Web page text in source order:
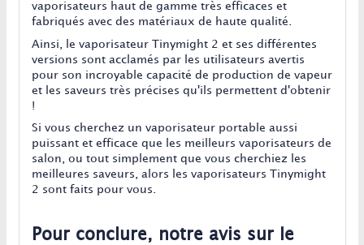
vaporisateurs haut de gamme très efficaces et
fabriqués avec des matériaux de haute qualité.
Ainsi, le vaporisateur Tinymight 2 et ses différentes
versions sont acclamés par les utilisateurs avertis
pour son incroyable capacité de production de vapeur
et les saveurs très précises qu'ils permettent d'obtenir
!
Si vous cherchez un vaporisateur portable aussi
puissant et efficace que les meilleurs vaporisateurs de
salon, ou tout simplement que vous cherchiez les
meilleures saveurs, alors les vaporisateurs Tinymight
2 sont faits pour vous.
Pour conclure, notre avis sur le